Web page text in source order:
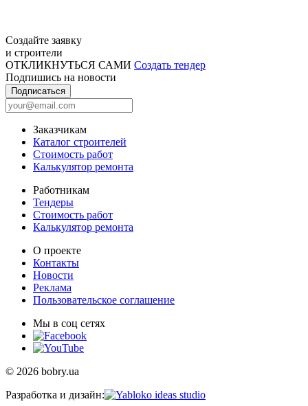
Создайте заявку
и строители
ОТКЛИКНУТЬСЯ САМИ Создать тендер
Подпишись на новости
Подписаться
Заказчикам
Каталог строителей
Стоимость работ
Калькулятор ремонта
Работникам
Тендеры
Стоимость работ
Калькулятор ремонта
О проекте
Контакты
Новости
Реклама
Пользовательское соглашение
Мы в соц сетях
© 2026 bobry.ua
Разработка и дизайн: